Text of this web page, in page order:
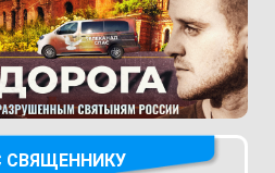
СВЯЩЕННИКУ